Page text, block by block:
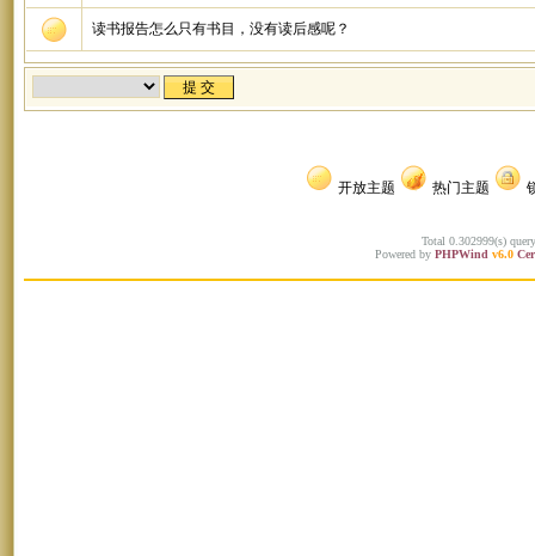
读书报告怎么只有书目，没有读后感呢？
开放主题 热门主题
Total 0.302999(s)
Powered by PHPWind v6.0